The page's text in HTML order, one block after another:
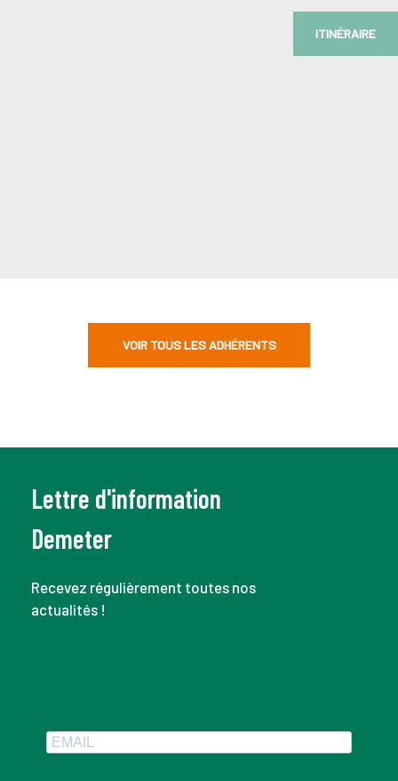
ITINÉRAIRE
VOIR TOUS LES ADHÉRENTS
Lettre d'information
Demeter
Recevez régulièrement toutes nos
actualités !